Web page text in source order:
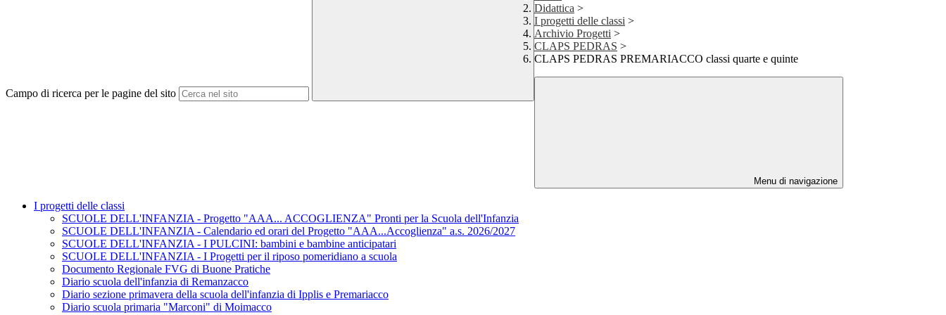
Campo di ricerca per le pagine del sito
Didattica >
I progetti delle classi >
Archivio Progetti >
CLAPS PEDRAS >
CLAPS PEDRAS PREMARIACCO classi quarte e quinte
Menu di navigazione
I progetti delle classi
SCUOLE DELL'INFANZIA - Progetto "AAA... ACCOGLIENZA" Pronti per la Scuola dell'Infanzia
SCUOLE DELL'INFANZIA - Calendario ed orari del Progetto "AAA...Accoglienza" a.s. 2026/2027
SCUOLE DELL'INFANZIA - I PULCINI: bambini e bambine anticipatari
SCUOLE DELL'INFANZIA - I Progetti per il riposo pomeridiano a scuola
Documento Regionale FVG di Buone Pratiche
Diario scuola dell'infanzia di Remanzacco
Diario sezione primavera della scuola dell'infanzia di Ipplis e Premariacco
Diario scuola primaria "Marconi" di Moimacco